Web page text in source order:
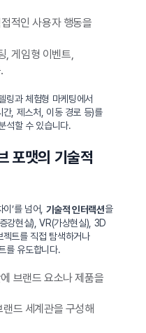
적인 사용자 행동을
, 게임형 이벤트,
링과 체험형 마케팅에서
, 제스처, 이동 경로 등)를
석할 수 있습니다.
포맷의 기술적
’를 넘어, 기술적 인터랙션을
강현실), VR(가상현실), 3D
트를 직접 탐색하거나
를 유도합니다.
브랜드 요소나 제품을
드 세계관을 구성해